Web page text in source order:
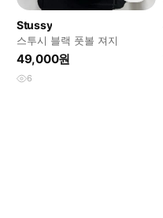
Stussy
스투시 블랙 풋볼 져지
49,000원
6